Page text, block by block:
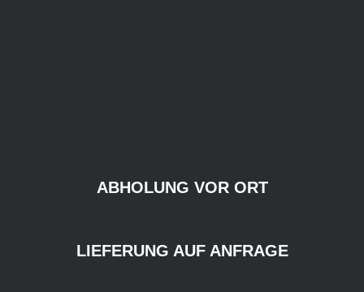
ABHOLUNG VOR ORT
LIEFERUNG AUF ANFRAGE